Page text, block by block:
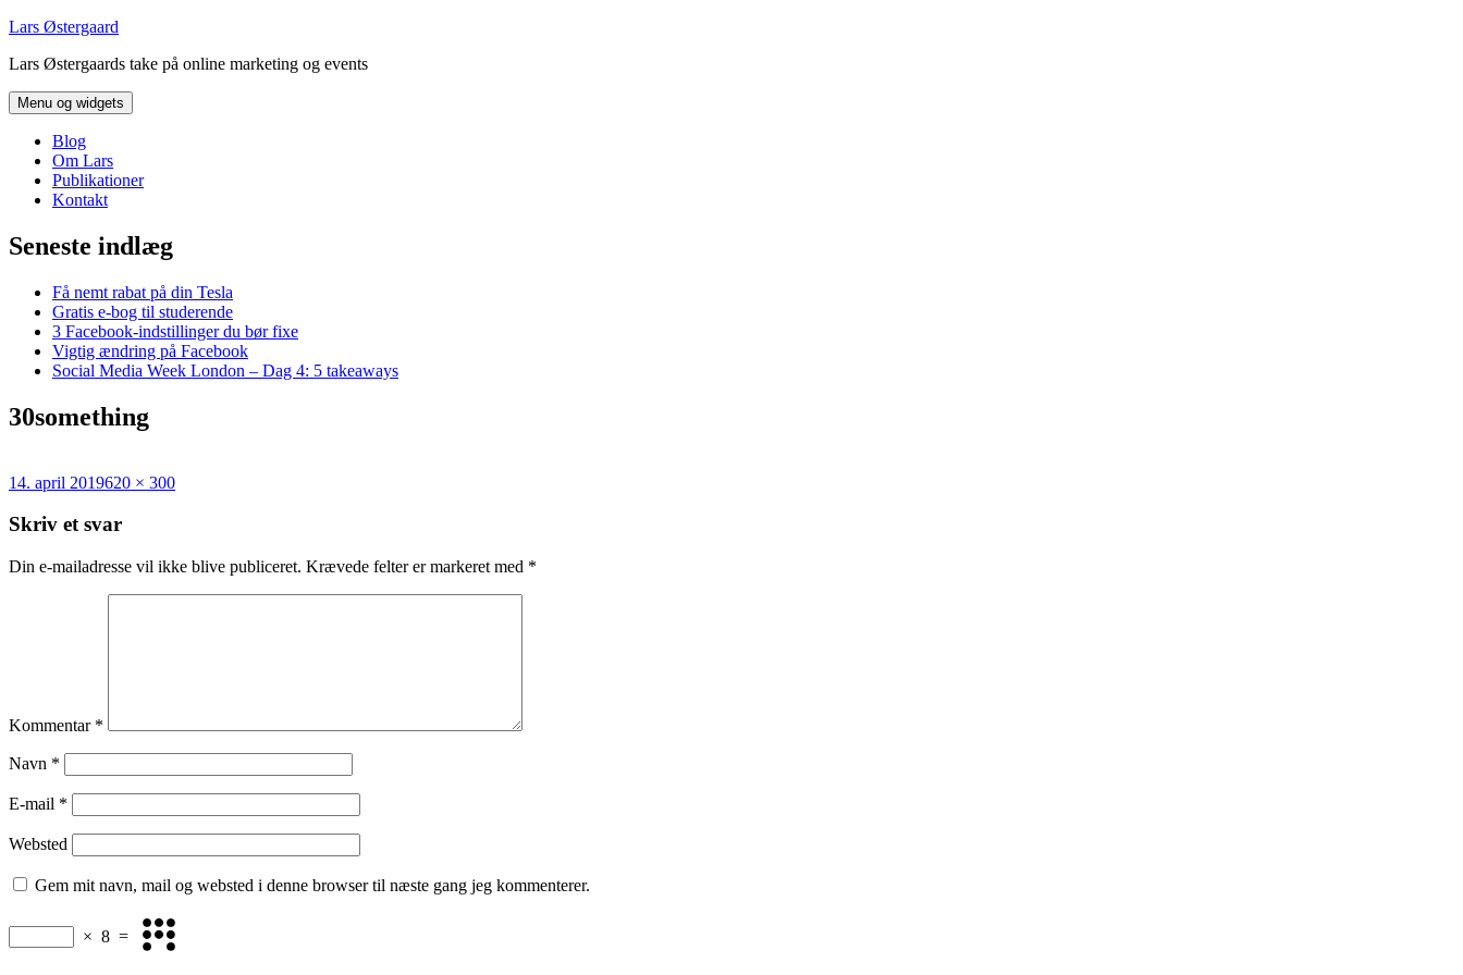
Hop
indhold
Lars Østergaard
Lars Østergaards take på online marketing og events
Menu og widgets
Blog
Om Lars
Publikationer
Kontakt
Seneste indlæg
Få nemt rabat på din Tesla
Gratis e-bog til studerende
3 Facebook-indstillinger du bør fixe
Vigtig ændring på Facebook
Social Media Week London – Dag 4: 5 takeaways
30something
Udgivet
14. april 2019Fuld
620 × 300
Skriv et svar
Din e-mailadresse vil ikke blive publiceret. Krævede felter er markeret med *
Kommentar *
Navn *
E-mail *
Websted
Gem mit navn, mail og websted i denne browser til næste gang jeg kommenterer.
× 8 =